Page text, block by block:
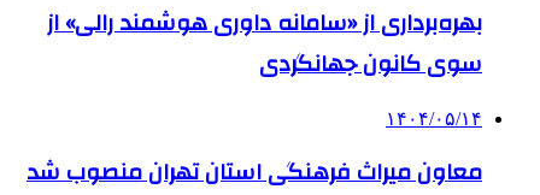
بهره‌برداری از «سامانه داوری هوشمند رالی» از
سوی کانون جهانگردی
۱۴۰۴/۰۵/۱۴
معاون میراث فرهنگی استان تهران منصوب شد